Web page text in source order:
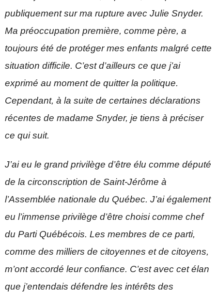
publiquement sur ma rupture avec Julie Snyder.
Ma préoccupation première, comme père, a
toujours été de protéger mes enfants malgré cette
situation difficile. C’est d’ailleurs ce que j’ai
exprimé au moment de quitter la politique.
Cependant, à la suite de certaines déclarations
récentes de madame Snyder, je tiens à préciser
ce qui suit.
J’ai eu le grand privilège d’être élu comme député
de la circonscription de Saint-Jérôme à
l’Assemblée nationale du Québec. J’ai également
eu l’immense privilège d’être choisi comme chef
du Parti Québécois. Les membres de ce parti,
comme des milliers de citoyennes et de citoyens,
m’ont accordé leur confiance. C’est avec cet élan
que j’entendais défendre les intérêts des